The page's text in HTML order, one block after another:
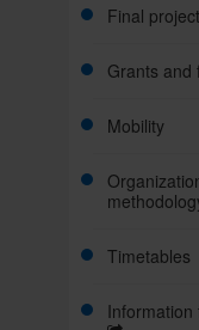
Final project
Grants and
Mobility
Timetables
Information